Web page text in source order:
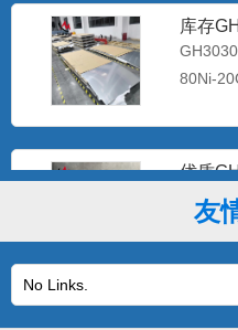
库存
温合金
80Ni-
优质
金板现
金，在
专业生
友
No Links.